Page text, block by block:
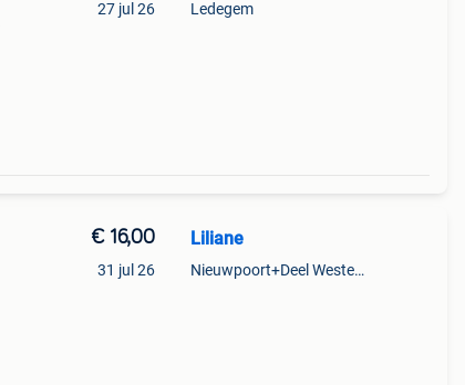
27 jul 26 Ledegem
€ 16,00
31 jul 26
Liliane
Nieuwpoort+Deel Westende